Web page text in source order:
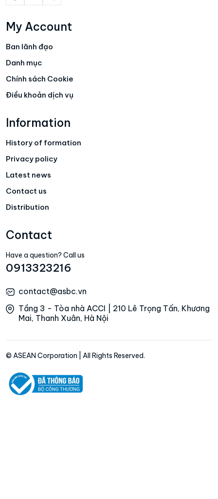
My Account
Ban lãnh đạo
Danh mục
Chính sách Cookie
Điều khoản dịch vụ
Information
History of formation
Privacy policy
Latest news
Contact us
Distribution
Contact
Have a question? Call us
0913323216
contact@asbc.vn
Tầng 3 - Tòa nhà ACCI | 210 Lê Trọng Tấn, Khương
Mai, Thanh Xuân, Hà Nội
© ASEAN Corporation | All Rights Reserved.